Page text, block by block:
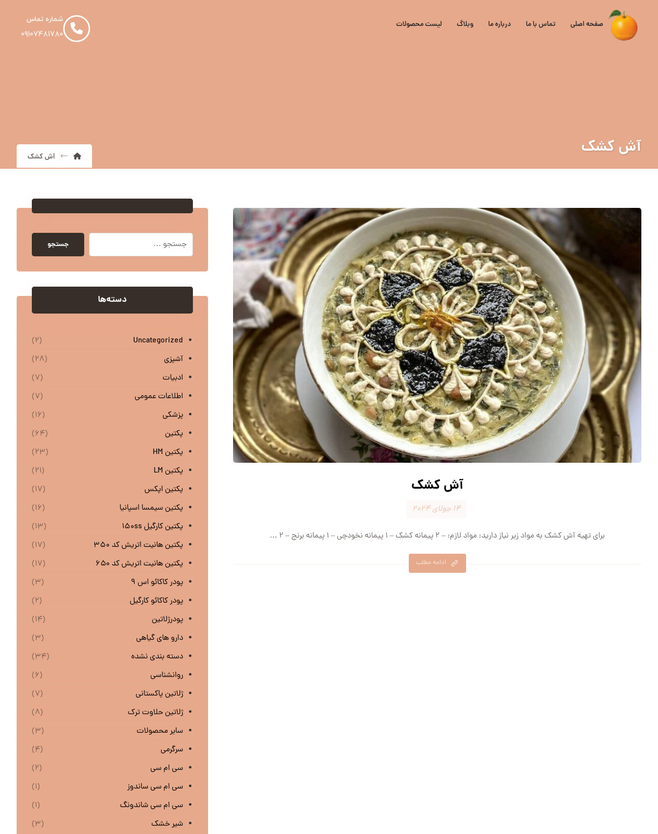
شماره تماس
۰۹۱۰۷۴۸۱۷۸۰
صفحه اصلی تماس با ما درباره ما وبلاگ لیست محصولات
آش کشک آش کشک
آش کشک
۱۴ جولای ۲۰۲۴
برای تهیه آش کشک به مواد زیر نیاز دارید: مواد لازم: – ۲ پیمانه کشک – ۱ پیمانه نخودچی – ۱ پیمانه برنج – ۲ ...
ادامه مطلب
جستجو
دسته‌ها
Uncategorized
(۲)
آشپزی
(۲۸)
ادبیات
(۷)
اطلاعات عمومی
(۷)
پزشکی
(۱۶)
پکتین
(۶۴)
پکتین HM
(۲۳)
پکتین LM
(۲۱)
پکتین اپکس
(۱۷)
پکتین سیمسا اسپانیا
(۱۶)
پکتین کارگیل ۱۵۰ss
(۱۳)
پکتین هانیت اتریش کد ۳۵۰
(۱۷)
پکتین هانیت اتریش کد ۶۵۰
(۱۷)
پودر کاکائو اس ۹
(۳)
پودر کاکائو کارگیل
(۲)
پودرژلاتین
(۱۴)
دارو های گیاهی
(۳)
دسته بندی نشده
(۳۴)
روانشناسی
(۶)
ژلاتین پاکستانی
(۷)
ژلاتین حلاوت ترک
(۸)
سایر محصولات
(۳)
سرگرمی
(۴)
سی ام سی
(۲)
سی ام سی ساندوز
(۱)
سی ام سی شاندونگ
(۱)
شیر خشک
(۳)